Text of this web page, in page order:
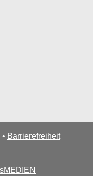
• Barrierefreiheit